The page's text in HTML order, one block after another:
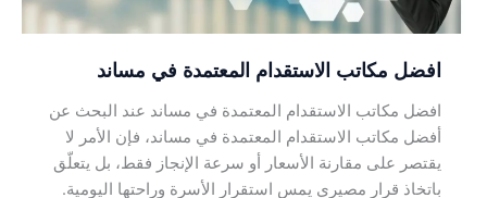
افضل مكاتب الاستقدام المعتمدة في مساند
افضل مكاتب الاستقدام المعتمدة في مساند عند البحث عن
أفضل مكاتب الاستقدام المعتمدة في مساند، فإن الأمر لا
يقتصر على مقارنة الأسعار أو سرعة الإنجاز فقط، بل يتعلّق
باتخاذ قرار مصيري يمس استقرار الأسرة وراحتها اليومية.